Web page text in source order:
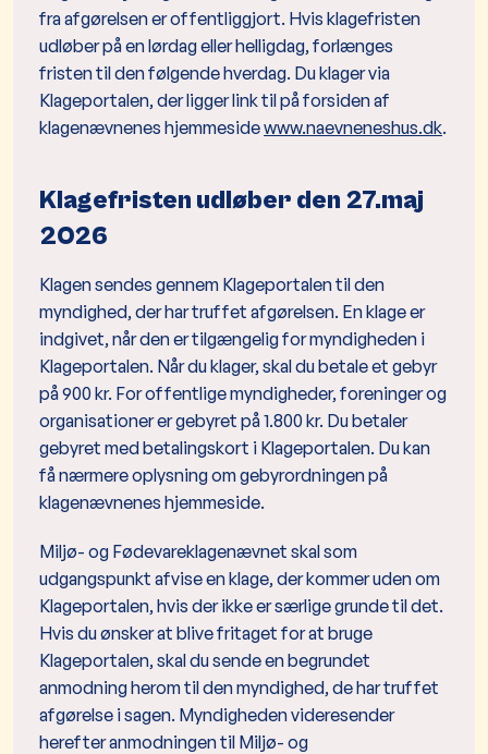
fra afgørelsen er offentliggjort. Hvis klagefristen
udløber på en lørdag eller helligdag, forlænges
fristen til den følgende hverdag. Du klager via
Klageportalen, der ligger link til på forsiden af
klagenævnenes hjemmesidewww.naevneneshus.dk.
Klagefristen udløber den 27.maj
2026
Klagen sendes gennem Klageportalen til den
myndighed, der har truffet afgørelsen. En klage er
indgivet, når den er tilgængelig for myndigheden i
Klageportalen. Når du klager, skal du betale et gebyr
på 900 kr. For offentlige myndigheder, foreninger og
organisationer er gebyret på 1.800 kr. Du betaler
gebyret med betalingskort i Klageportalen. Du kan
få nærmere oplysning om gebyrordningen på
klagenævnenes hjemmeside.
Miljø- og Fødevareklagenævnet skal som
udgangspunkt afvise en klage, der kommer uden om
Klageportalen, hvis der ikke er særlige grunde til det.
Hvis du ønsker at blive fritaget for at bruge
Klageportalen, skal du sende en begrundet
anmodning herom til den myndighed, de har truffet
afgørelse i sagen. Myndigheden videresender
herefter anmodningen til Miljø- og